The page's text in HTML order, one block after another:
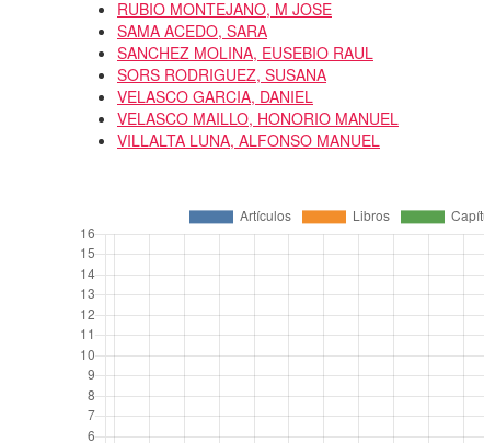
RUBIO MONTEJANO, M JOSE
SAMA ACEDO, SARA
SANCHEZ MOLINA, EUSEBIO RAUL
SORS RODRIGUEZ, SUSANA
VELASCO GARCIA, DANIEL
VELASCO MAILLO, HONORIO MANUEL
VILLALTA LUNA, ALFONSO MANUEL